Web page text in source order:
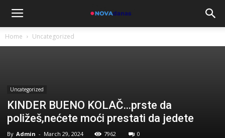
Home Uncategorized
Uncategorized
KINDER BUENO KOLAČ…prste da
poližeš,nećete moći prestati da jedete
By Admin - March 29, 2024 7962 0